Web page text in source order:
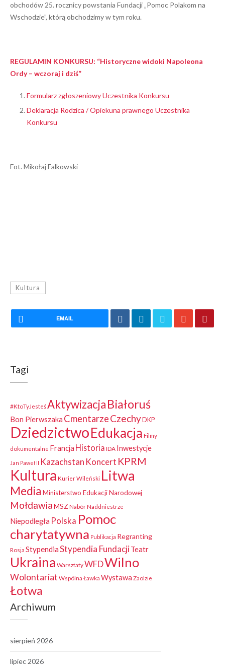
obchodów 25. rocznicy powstania Fundacji „Pomoc Polakom na
Wschodzie”, którą obchodzimy w tym roku.
REGULAMIN KONKURSU: “Historyczne widoki Napoleona
Ordy – wczoraj i dziś”
Formularz zgłoszeniowy Uczestnika Konkursu
Deklaracja Rodzica / Opiekuna prawnego Uczestnika
Konkursu
Fot. Mikołaj Falkowski
Kultura
EMAIL
Tagi
#KtoTyJesteśAktywizacjaBiałoruś
Bon Pierwszaka CmentarzeCzechy DKP
DziedzictwoEdukacja Filmy
dokumentalne Francja Historia IDA Inwestycje
Jan Paweł II Kazachstan Koncert KPRM
Kultura Kurier Wileński Litwa
MediaMinisterstwo Edukacji Narodowej
MołdawiaMSZ NabórNaddniestrze
Niepodległa Polska Pomoc
charytatywna Publikacja Regranting
Rosja StypendiaStypendia FundacjiTeatr
Ukraina WarsztatyWFDWilno
Wolontariat Wspólna Ławka Wystawa Zaolzie
Łotwa
Archiwum
sierpień 2026
lipiec 2026